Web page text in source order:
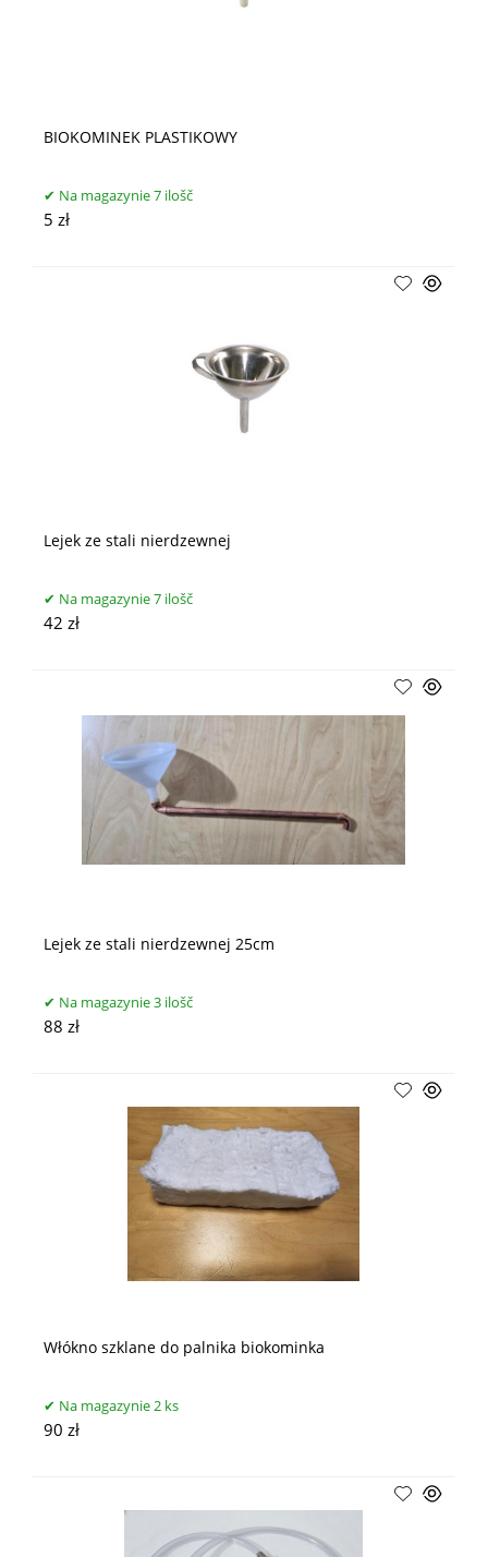
BIOKOMINEK PLASTIKOWY
Na magazynie 7 ilošč
5 zł
Lejek ze stali nierdzewnej
Na magazynie 7 ilošč
42 zł
Lejek ze stali nierdzewnej 25cm
Na magazynie 3 ilošč
88 zł
Włókno szklane do palnika biokominka
Na magazynie 2 ks
90 zł